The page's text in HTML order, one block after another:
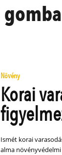
Növény
Korai
Ismét korai
alma növényvédelmi